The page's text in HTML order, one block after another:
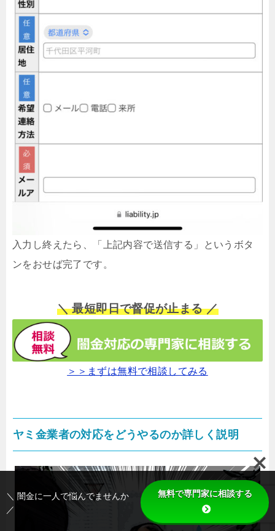
入力し終えたら、「上記内容で送信する」というボタ
ンをおせば完了です。
＼ 最短即日で督促が止まる ／
＞＞まずは無料で相談してみる
ヤミ金業者の対応をどうやるのか詳しく説明
＼ 闇金に一人で悩んでませんか
／
無料で専門家に相談する